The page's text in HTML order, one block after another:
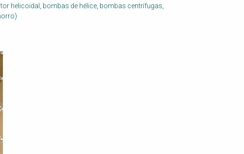
helicoidal, bombas de hélice, bombas centrífugas,